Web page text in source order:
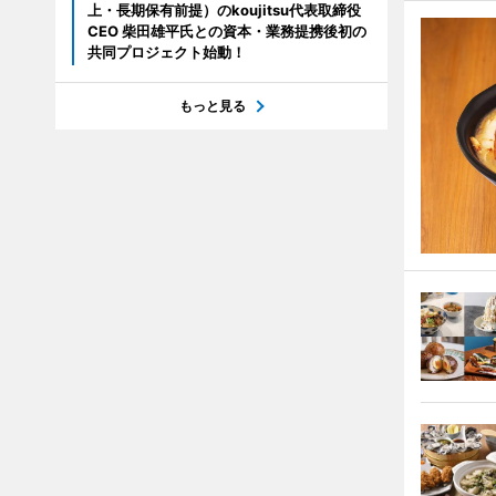
上・長期保有前提）のkoujitsu代表取締役
CEO 柴田雄平氏との資本・業務提携後初の
共同プロジェクト始動！
もっと見る